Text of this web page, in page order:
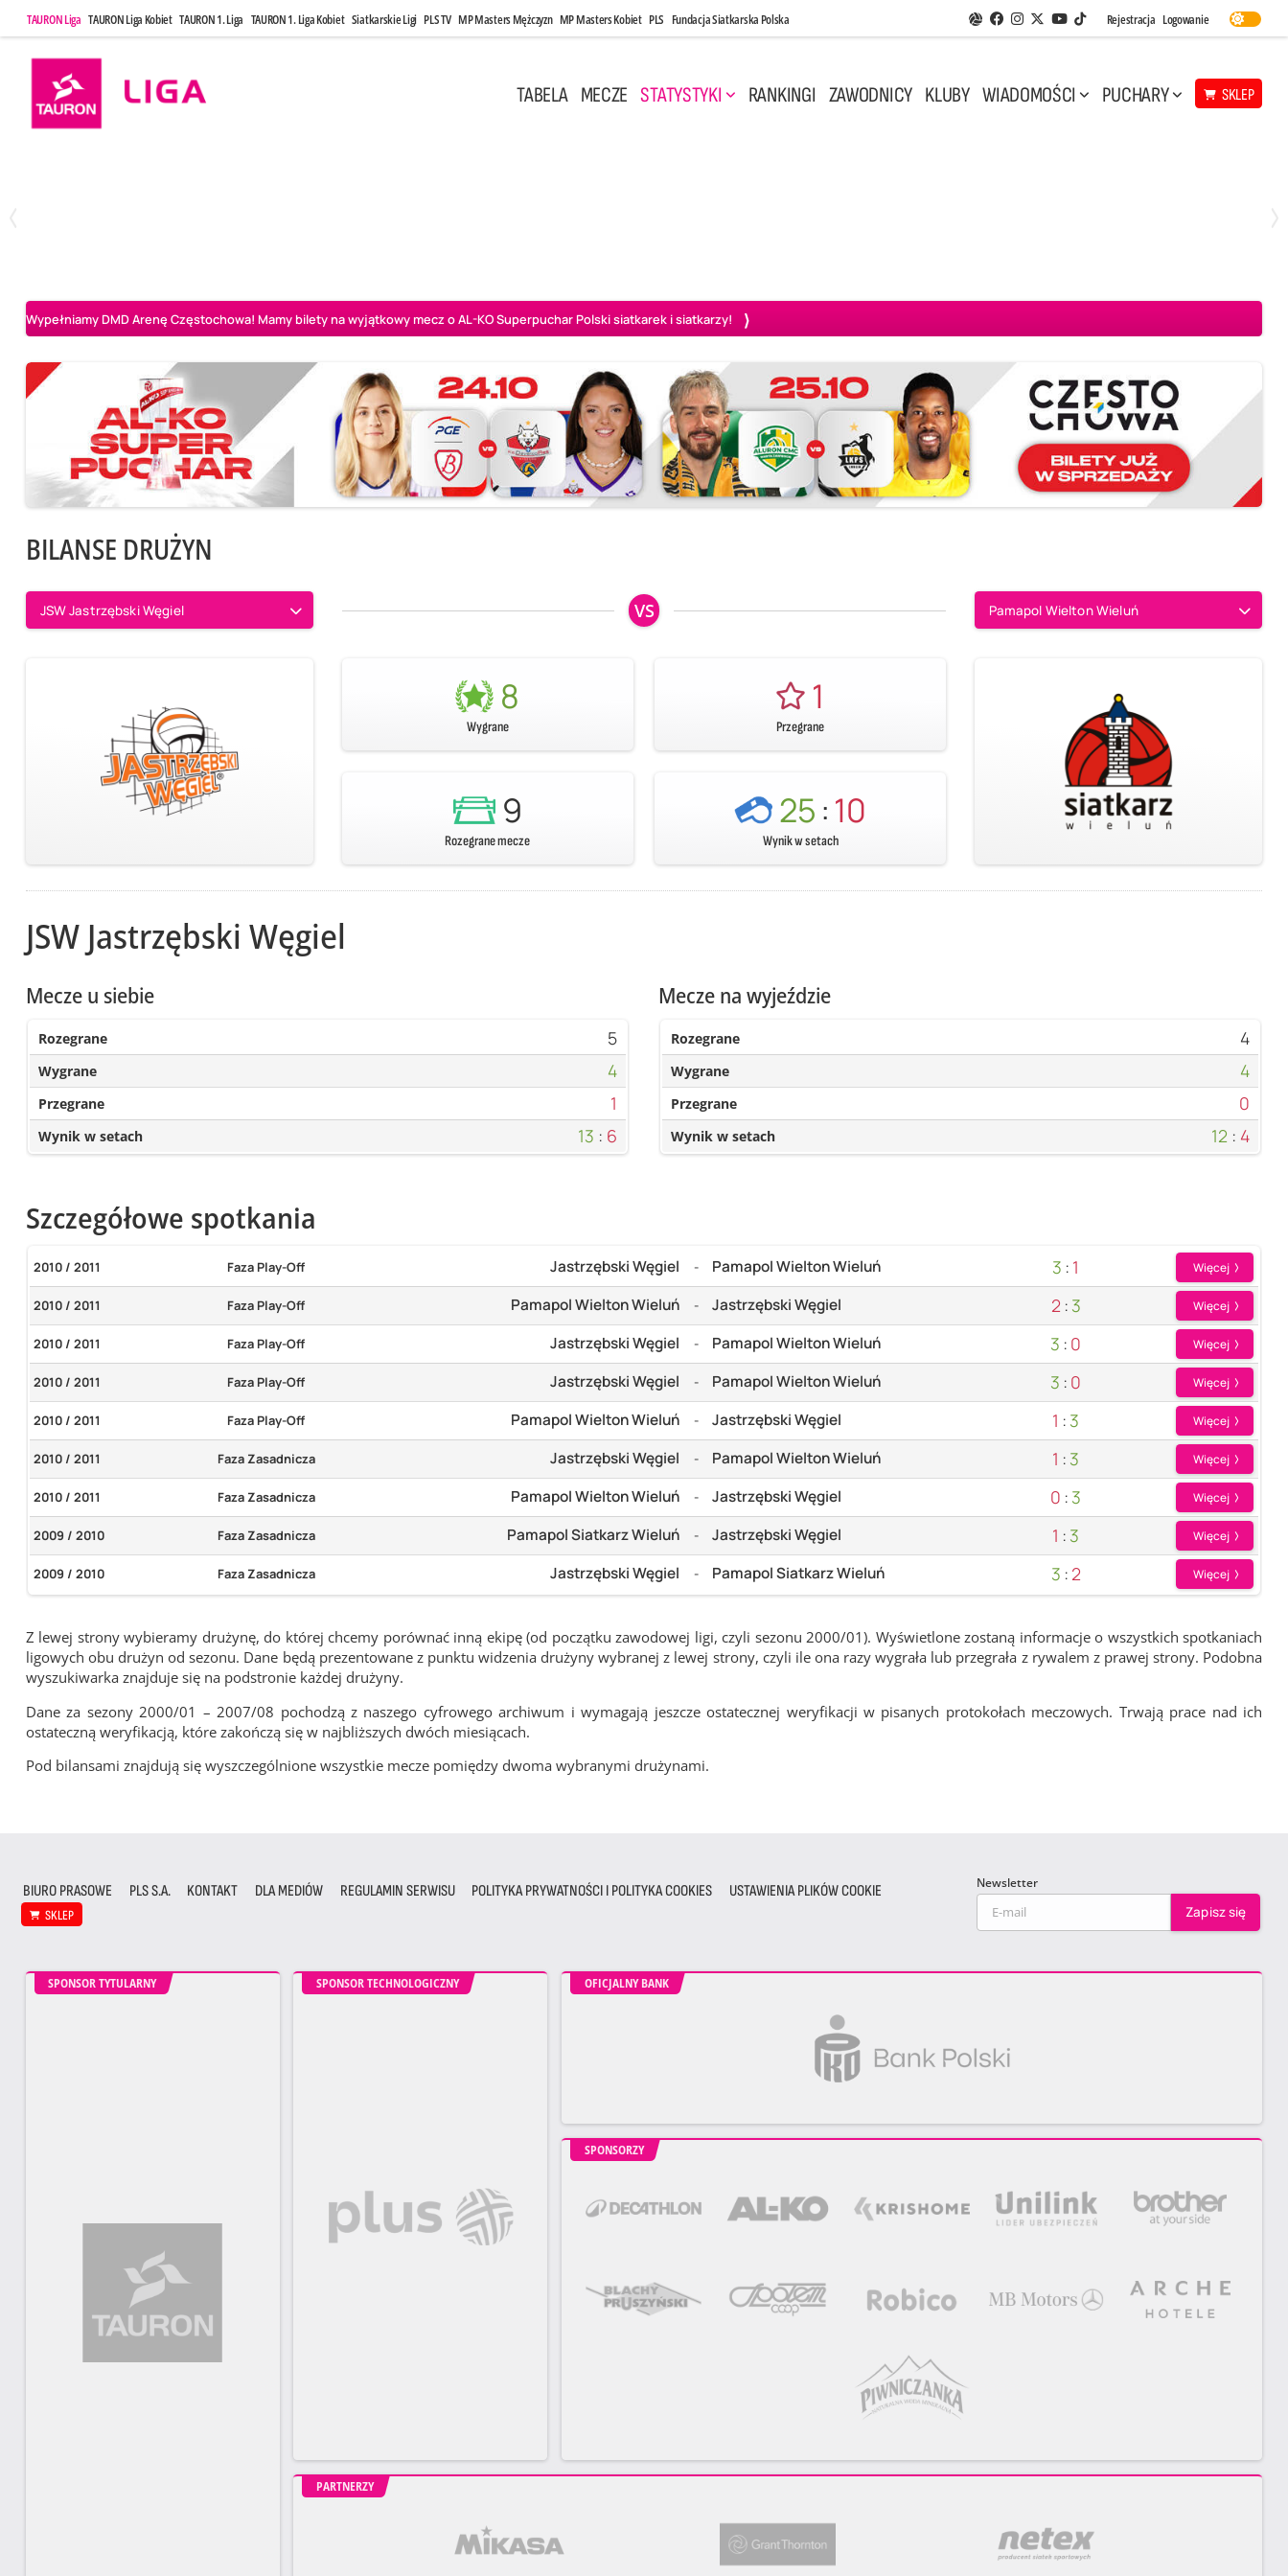
TAURON Liga TAURON Liga Kobiet TAURON 1. Liga TAURON 1. Liga Kobiet Siatkarskie Ligi PLS TV MP Masters Mężczyzn MP Masters Kobiet PLS Fundacja Siatkarska Polska Aplikacja Siatkarskie Ligi
Facebook
Instagram
Twitter
Youtube
TikTok
Rejestracja Logowanie
TABELA MECZE STATYSTYKI RANKINGI ZAWODNICY KLUBY WIADOMOŚCI PUCHARY SKLEP
Wypełniamy DMD Arenę Częstochowa! Mamy bilety na wyjątkowy mecz o AL-KO Superpuchar Polski siatkarek i siatkarzy!
BILANSE DRUŻYN
JSW Jastrzębski Węgiel VS Pamapol Wielton Wieluń
8
Wygrane
1
Przegrane
9
Rozegrane mecze
25:10
Wynik w setach
JSW Jastrzębski Węgiel
Mecze u siebie
Rozegrane 5
Wygrane 4
Przegrane 1
Wynik w setach 13 : 6
Mecze na wyjeździe
Rozegrane 4
Wygrane 4
Przegrane 0
Wynik w setach 12 : 4
Szczegółowe spotkania
2010 / 2011 Faza Play-Off Jastrzębski Węgiel - Pamapol Wielton Wieluń 3 : 1 Więcej
2010 / 2011 Faza Play-Off Pamapol Wielton Wieluń - Jastrzębski Węgiel 2 : 3 Więcej
2010 / 2011 Faza Play-Off Jastrzębski Węgiel - Pamapol Wielton Wieluń 3 : 0 Więcej
2010 / 2011 Faza Play-Off Jastrzębski Węgiel - Pamapol Wielton Wieluń 3 : 0 Więcej
2010 / 2011 Faza Play-Off Pamapol Wielton Wieluń - Jastrzębski Węgiel 1 : 3 Więcej
2010 / 2011 Faza Zasadnicza Jastrzębski Węgiel - Pamapol Wielton Wieluń 1 : 3 Więcej
2010 / 2011 Faza Zasadnicza Pamapol Wielton Wieluń - Jastrzębski Węgiel 0 : 3 Więcej
2009 / 2010 Faza Zasadnicza Pamapol Siatkarz Wieluń - Jastrzębski Węgiel 1 : 3 Więcej
2009 / 2010 Faza Zasadnicza Jastrzębski Węgiel - Pamapol Siatkarz Wieluń 3 : 2 Więcej
Z lewej strony wybieramy drużynę, do której chcemy porównać inną ekipę (od początku zawodowej ligi, czyli sezonu 2000/01). Wyświetlone zostaną informacje o wszystkich spotkaniach
ligowych obu drużyn od sezonu. Dane będą prezentowane z punktu widzenia drużyny wybranej z lewej strony, czyli ile ona razy wygrała lub przegrała z rywalem z prawej strony. Podobna
wyszukiwarka znajduje się na podstronie każdej drużyny.
Dane za sezony 2000/01 – 2007/08 pochodzą z naszego cyfrowego archiwum i wymagają jeszcze ostatecznej weryfikacji w pisanych protokołach meczowych. Trwają prace nad ich
ostateczną weryfikacją, które zakończą się w najbliższych dwóch miesiącach.
Pod bilansami znajdują się wyszczególnione wszystkie mecze pomiędzy dwoma wybranymi drużynami.
BIURO PRASOWE PLS S.A. KONTAKT DLA MEDIÓW REGULAMIN SERWISU POLITYKA PRYWATNOŚCI I POLITYKA COOKIES USTAWIENIA PLIKÓW COOKIE
SKLEP
Newsletter
SPONSOR TYTULARNY SPONSOR TECHNOLOGICZNY OFICJALNY BANK
SPONSORZY
PARTNERZY